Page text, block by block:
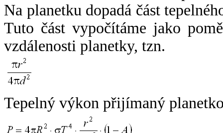
Na planetku dopadá část
Tuto část vypočítáme jako
vzdálenosti planetky, tzn.
Tepelný výkon přijímaný